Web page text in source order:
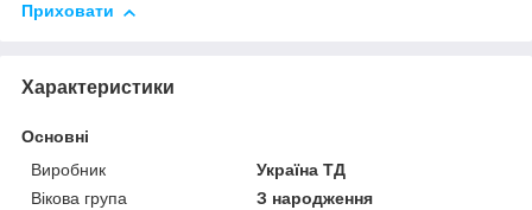
Приховати
Характеристики
Основні
Виробник
Україна ТД
Вікова група
З народження